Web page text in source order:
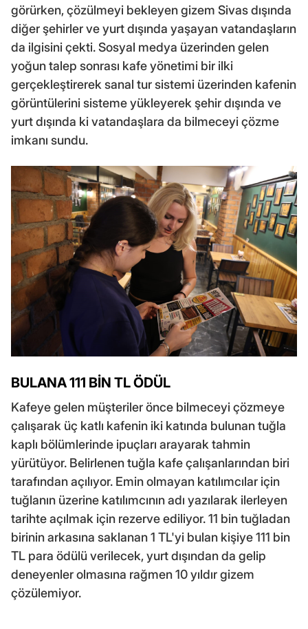
görürken, çözülmeyi bekleyen gizem Sivas dışında
diğer şehirler ve yurt dışında yaşayan vatandaşların
da ilgisini çekti. Sosyal medya üzerinden gelen
yoğun talep sonrası kafe yönetimi bir ilki
gerçekleştirerek sanal tur sistemi üzerinden kafenin
görüntülerini sisteme yükleyerek şehir dışında ve
yurt dışında ki vatandaşlara da bilmeceyi çözme
imkanı sundu.
BULANA 111 BİN TL ÖDÜL
Kafeye gelen müşteriler önce bilmeceyi çözmeye
çalışarak üç katlı kafenin iki katında bulunan tuğla
kaplı bölümlerinde ipuçları arayarak tahmin
yürütüyor. Belirlenen tuğla kafe çalışanlarından biri
tarafından açılıyor. Emin olmayan katılımcılar için
tuğlanın üzerine katılımcının adı yazılarak ilerleyen
tarihte açılmak için rezerve ediliyor. 11 bin tuğladan
birinin arkasına saklanan 1 TL'yi bulan kişiye 111 bin
TL para ödülü verilecek, yurt dışından da gelip
deneyenler olmasına rağmen 10 yıldır gizem
çözülemiyor.